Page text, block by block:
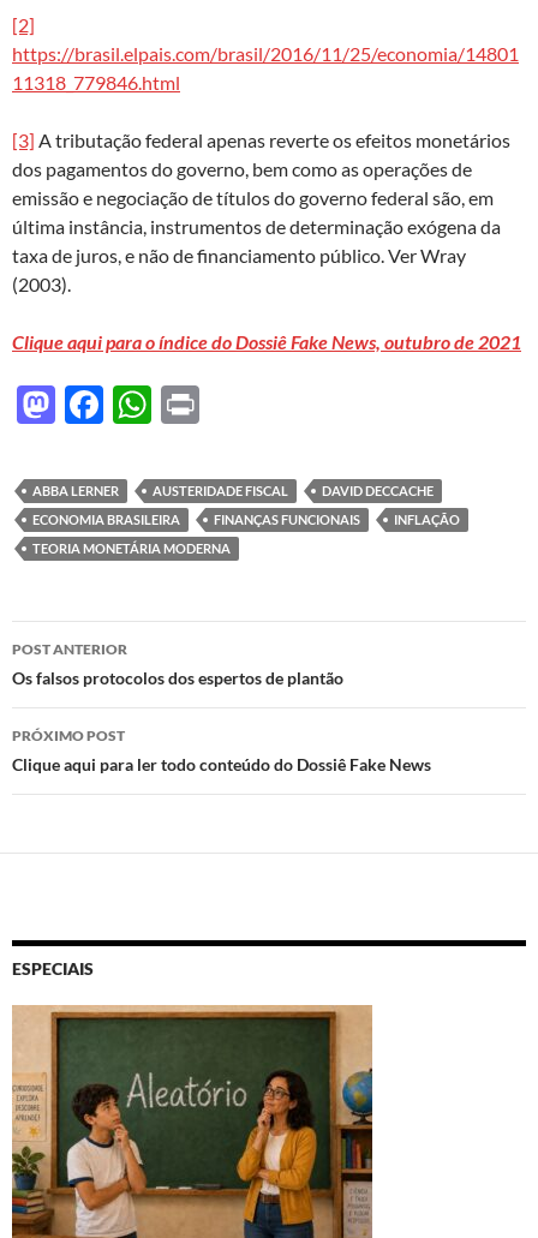
[2]
https://brasil.elpais.com/brasil/2016/11/25/economia/14801
11318_779846.html
[3] A tributação federal apenas reverte os efeitos monetários
dos pagamentos do governo, bem como as operações de
emissão e negociação de títulos do governo federal são, em
última instância, instrumentos de determinação exógena da
taxa de juros, e não de financiamento público. Ver Wray
(2003).
Clique aqui para o índice do Dossiê Fake News, outubro de 2021
M
to
d
o
F
e
b
o
k
W
at
s
A
p
nt
ABBA LERNER AUSTERIDADE FISCAL
DAVID DECCACHE
ECONOMIA BRASILEIRA
FINANÇAS FUNCIONAIS
INFLAÇÃO
TEORIA MONETÁRIA MODERNA
Navegação
de
posts
POST ANTERIOR
Os falsos protocolos dos espertos de plantão
PRÓXIMO POST
Clique aqui para ler todo conteúdo do Dossiê Fake News
ESPECIAIS